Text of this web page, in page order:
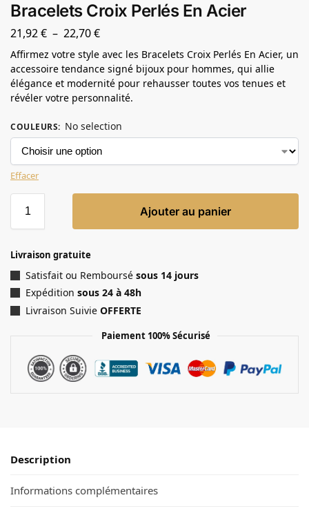
Bracelets Croix Perlés En Acier
21,92€ – 22,70€
Affirmez votre style avec les Bracelets Croix Perlés En Acier, un
accessoire tendance signé bijoux pour hommes, qui allie
élégance et modernité pour rehausser toutes vos tenues et
révéler votre personnalité.
COULEURS: No selection
Effacer
Ajouter au panier
Livraison gratuite
Satisfait ou Remboursé sous 14 jours
Expédition sous 24 à 48h
Livraison Suivie OFFERTE
Paiement 100% Sécurisé
Description
Informations complémentaires